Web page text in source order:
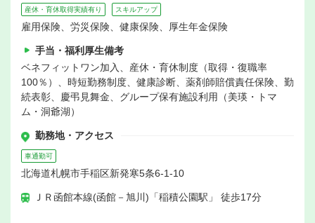
産休・育休取得実績有り スキルアップ
雇用保険、労災保険、健康保険、厚生年金保険
手当・福利厚生備考
ベネフィットワン加入、産休・育休制度（取得・復職率
100％）、時短勤務制度、健康診断、薬剤師賠償責任保険、勤
続表彰、慶弔見舞金、グループ保有施設利用（美瑛・トマ
ム・洞爺湖）
勤務地・アクセス
車通勤可
北海道札幌市手稲区新発寒5条6-1-10
ＪＲ函館本線(函館－旭川)「稲積公園駅」 徒歩17分